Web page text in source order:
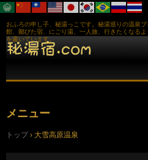
おふろの申し子、秘湯っこです。秘湯巡りの温泉
館、鄙びた宿、にごり湯、一人旅、行きたくなる
を書いています。
メニュー
ン
トップ › 大雪高原温泉